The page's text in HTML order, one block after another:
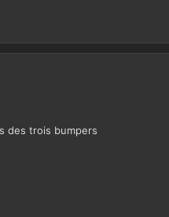
des trois bumpers